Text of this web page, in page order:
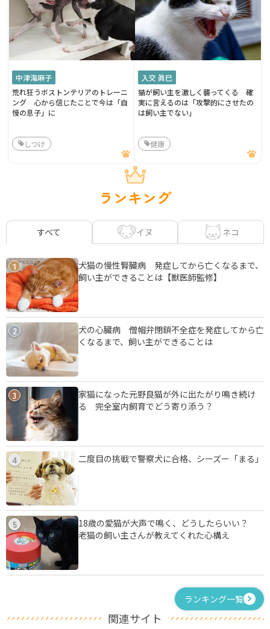
中津海麻子
荒れ狂うボストンテリアのトレーニ
ング 心から信じたことで今は「自
慢の息子」に
しつけ
入交 眞巳
猫が飼い主を激しく襲ってくる 確
実に言えるのは「攻撃的にさせたの
は飼い主でない」
健康
ランキング
すべて イヌ ネコ
1
犬猫の慢性腎臓病 発症してから亡くなるまで、
飼い主ができることは【獣医師監修】
2
犬の心臓病 僧帽弁閉鎖不全症を発症してから亡
くなるまで、飼い主ができることは
3
家猫になった元野良猫が外に出たがり鳴き続け
る 完全室内飼育でどう寄り添う？
4 二度目の挑戦で警察犬に合格、シーズー「まる」
5
18歳の愛猫が大声で鳴く、どうしたらいい？
老猫の飼い主さんが教えてくれた心構え
ランキング一覧
関連サイト